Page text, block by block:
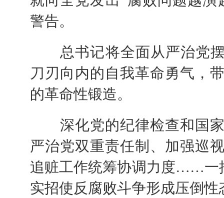
警告。
总书记将全面从严治党摆
刀刃向内的自我革命勇气，
的革命性锻造。
深化党的纪律检查和国家
严治党双重责任制、加强巡
追赃工作统筹协调力度……一
实招使反腐败斗争形成压倒